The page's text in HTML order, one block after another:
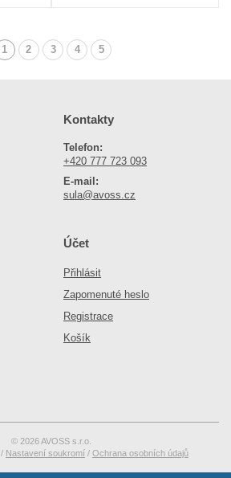
1(aktuální)
2 3 4 5
Kontakty
Telefon:
+420 777 723 093
E-mail:
sula@avoss.cz
Účet
Přihlásit
Zapomenuté heslo
Registrace
Košík
© 2026 AVOSS s.r.o.
/ Nastavení soukromí / Ochrana osobních údajů